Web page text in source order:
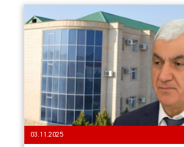
03.11.2025